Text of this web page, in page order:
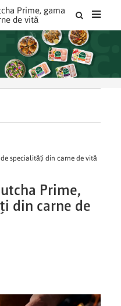
Prime, gama
de vită
specialități din carne de vită
Prime,
din carne de